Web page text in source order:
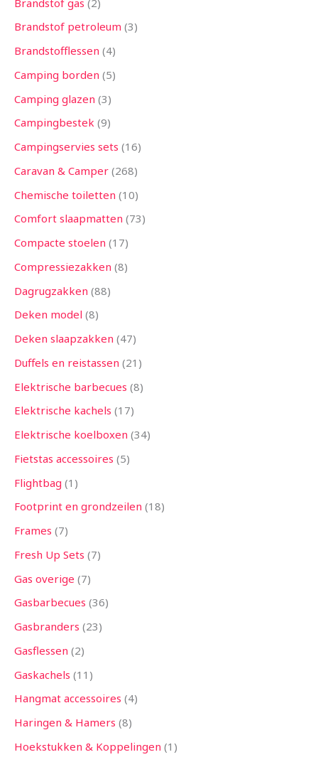
Brandstof petroleum 3
Brandstofflessen 4
Camping borden 5
Camping glazen 3
Campingbestek 9
Campingservies sets 16
Caravan & Camper 268
Chemische toiletten 10
Comfort slaapmatten 73
Compacte stoelen 17
Compressiezakken 8
Dagrugzakken 88
Deken model 8
Deken slaapzakken 47
Duffels en reistassen 21
Elektrische barbecues 8
Elektrische kachels 17
Elektrische koelboxen 34
Fietstas accessoires 5
Flightbag 1
Footprint en grondzeilen 18
Frames 7
Fresh Up Sets 7
Gas overige 7
Gasbarbecues 36
Gasbranders 23
Gasflessen 2
Gaskachels 11
Hangmat accessoires 4
Haringen & Hamers 8
Hoekstukken & Koppelingen 1